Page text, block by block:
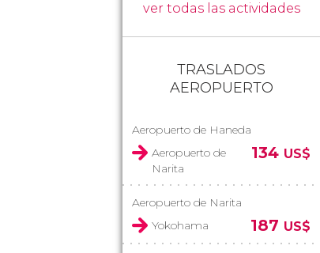
ver todas las actividades
TRASLADOS
AEROPUERTO
Aeropuerto de Haneda
Aeropuerto de
Narita
134 US$
Aeropuerto de Narita
Yokohama
187 US$